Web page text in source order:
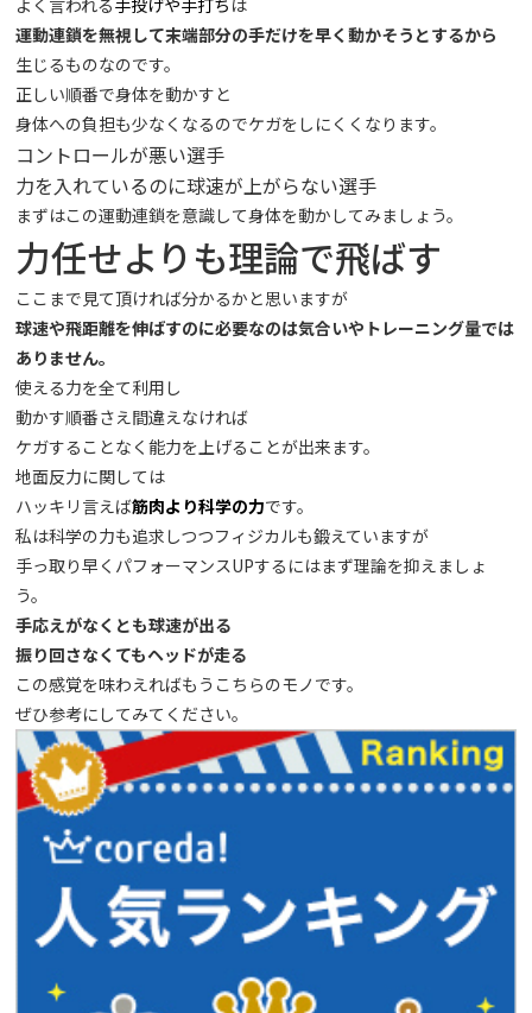
運動連鎖を無視して末端部分の手だけを早く動かそうとするから
生じるものなのです。
正しい順番で身体を動かすと
身体への負担も少なくなるのでケガをしにくくなります。
コントロールが悪い選手
力を入れているのに球速が上がらない選手
まずはこの運動連鎖を意識して身体を動かしてみましょう。
力任せよりも理論で飛ばす
ここまで見て頂ければ分かるかと思いますが
球速や飛距離を伸ばすのに必要なのは気合いやトレーニング量では
ありません。
使える力を全て利用し
動かす順番さえ間違えなければ
ケガすることなく能力を上げることが出来ます。
地面反力に関しては
ハッキリ言えば筋肉より科学の力です。
私は科学の力も追求しつつフィジカルも鍛えていますが
手っ取り早くパフォーマンスUPするにはまず理論を抑えましょ
う。
手応えがなくとも球速が出る
振り回さなくてもヘッドが走る
この感覚を味わえればもうこちらのモノです。
ぜひ参考にしてみてください。